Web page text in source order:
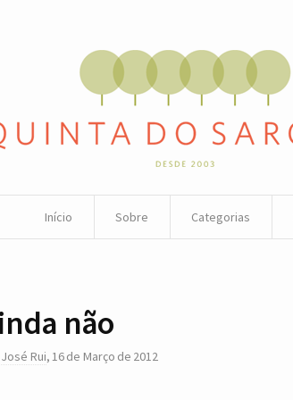
Início Sobre Categorias
não
José Rui,16 de Março de 2012